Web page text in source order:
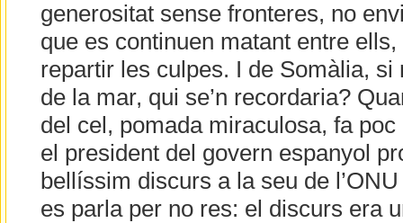
generositat sense fronteres, no
que es continuen matant entre
repartir les culpes. I de Somàlia, si
de la mar, qui se’n recordaria?
del cel, pomada miraculosa, fa
el president del govern espanyol
bellíssim discurs a la seu de
es parla per no res: el discurs era